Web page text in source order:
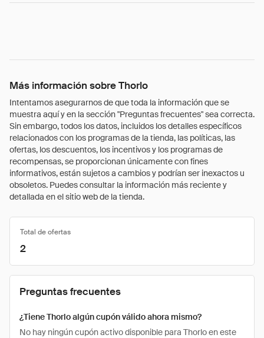
Más información sobre Thorlo
Intentamos asegurarnos de que toda la información que se
muestra aquí y en la sección "Preguntas frecuentes" sea correcta.
Sin embargo, todos los datos, incluidos los detalles específicos
relacionados con los programas de la tienda, las políticas, las
ofertas, los descuentos, los incentivos y los programas de
recompensas, se proporcionan únicamente con fines
informativos, están sujetos a cambios y podrían ser inexactos u
obsoletos. Puedes consultar la información más reciente y
detallada en el sitio web de la tienda.
Total de ofertas
2
Preguntas frecuentes
¿Tiene Thorlo algún cupón válido ahora mismo?
No hay ningún cupón activo disponible para Thorlo en este